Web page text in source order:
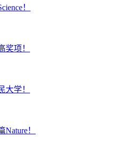
！
奖项！
大学！
！